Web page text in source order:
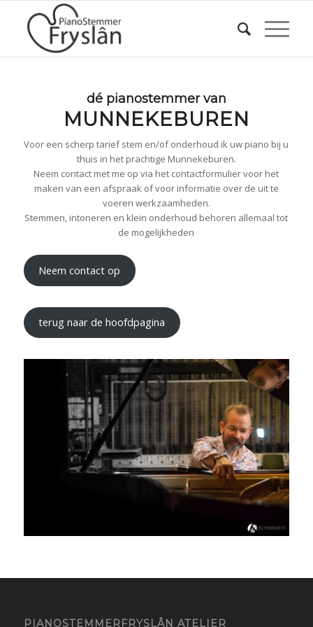
dé pianostemmer van
MUNNEKEBUREN
Voor een scherp tarief stem en/of onderhoud ik uw piano bij u
thuis in het prachtige Munnekeburen.
Neem contact met me op via het contactformulier voor het
maken van een afspraak of voor informatie over de uit te
voeren werkzaamheden.
Stemmen, intoneren en klein onderhoud behoren allemaal tot
de mogelijkheden
Neem contact op
terug naar de hoofdpagina
PIANOSTEMMERFRYSLÂN ATELIER